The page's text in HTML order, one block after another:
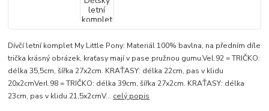
Dívčí letní komplet My Little Pony: Materiál 100% bavlna, na předním díle
trička krásný obrázek, kraťasy mají v pase pružnou gumu.Vel.92 = TRIČKO:
délka 35,5cm, šířka 27x2cm. KRAŤASY: délka 22cm, pas v klidu
20x2cmVerl.98 = TRIČKO: délka 39cm, šířka 27x2cm. KRAŤASY: délka
23cm, pas v klidu 21,5x2cmV... celý popis